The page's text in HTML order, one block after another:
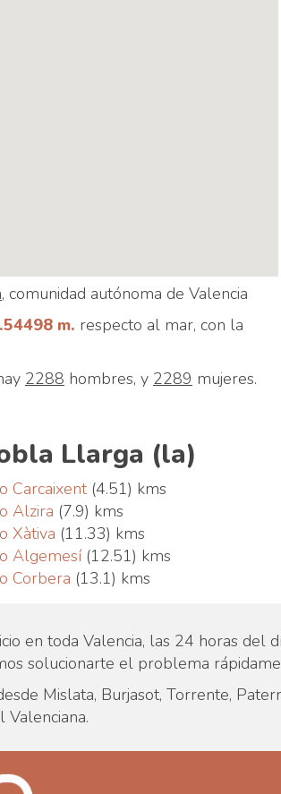
, comunidad autónoma de Valencia
m. respecto al mar, con la
2288 hombres, y 2289 mujeres.
Llarga (la)
Carcaixent(4.51) kms
Alzira (7.9) kms
Xàtiva (11.33) kms
Algemesí(12.51) kms
Corbera (13.1) kms
en toda Valencia, las 24 horas del
solucionarte el problema
Mislata, Burjasot, Torrente,